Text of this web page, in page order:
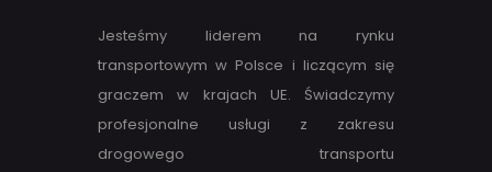
Jesteśmy liderem na rynku
transportowym w Polsce i liczącym się
graczem w krajach UE. Świadczymy
profesjonalne usługi z zakresu
drogowego transportu